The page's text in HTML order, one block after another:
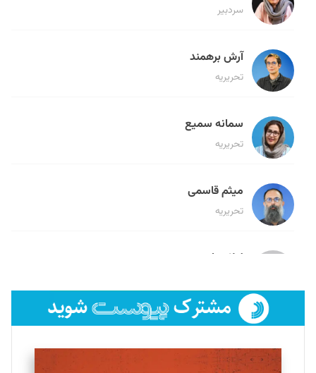
سردبیر
آرش برهمند
تحریریه
سمانه سمیع
تحریریه
میثم قاسمی
تحریریه
لیلا حنارود
فائزه فتحی رستمی
تحریریه